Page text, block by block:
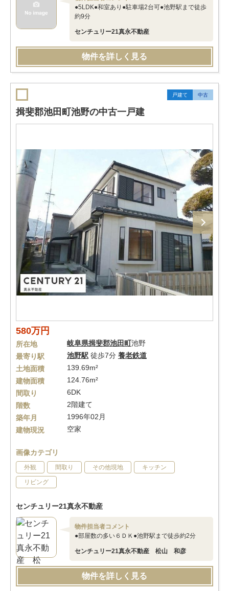
●5LDK●和室あり●駐車場2台可●池野駅まで徒歩
約9分
センチュリー21真永不動産
物件を詳しく見る
戸建て 中古
揖斐郡池田町池野の中古一戸建
580万円
所在地 岐阜県揖斐郡池田町池野
最寄り駅
池野駅 徒歩7分 養老鉄道
土地面積
139.69m²
建物面積
124.76m²
間取り
6DK
階数
2階建て
築年月
1996年02月
建物現況
空家
画像カテゴリ
外観 間取り その他現地 キッチン
リビング
センチュリー21真永不動産
物件担当者コメント
●部屋数の多い６ＤＫ●池野駅まで徒歩約2分
センチュリー21真永不動産 松山 和彦
物件を詳しく見る